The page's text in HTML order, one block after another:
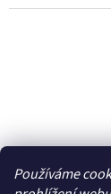
Používáme